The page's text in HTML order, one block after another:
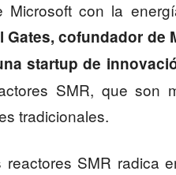
Microsoft con la
Gates, cofundador de
startup de
SMR, que son
tradicionales.
SMR radica